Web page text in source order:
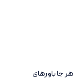
جا باورهای